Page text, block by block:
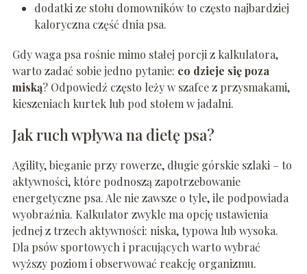
dodatki ze stołu domowników to często najbardziej
kaloryczna część dnia psa.
Gdy waga psa rośnie mimo stałej porcji z kalkulatora,
warto zadać sobie jedno pytanie: co dzieje się poza
miską? Odpowiedź często leży w szafce z przysmakami,
kieszeniach kurtek lub pod stołem w jadalni.
Jak ruch wpływa na dietę psa?
Agility, bieganie przy rowerze, długie górskie szlaki – to
aktywności, które podnoszą zapotrzebowanie
energetyczne psa. Ale nie zawsze o tyle, ile podpowiada
wyobraźnia. Kalkulator zwykle ma opcję ustawienia
jednej z trzech aktywności: niska, typowa lub wysoka.
Dla psów sportowych i pracujących warto wybrać
wyższy poziom i obserwować reakcję organizmu.